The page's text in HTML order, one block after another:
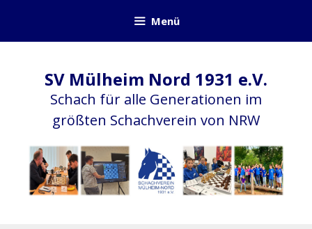
springen
Menü
SV Mülheim Nord 1931 e.V.
Schach für alle Generationen im
größten Schachverein von NRW